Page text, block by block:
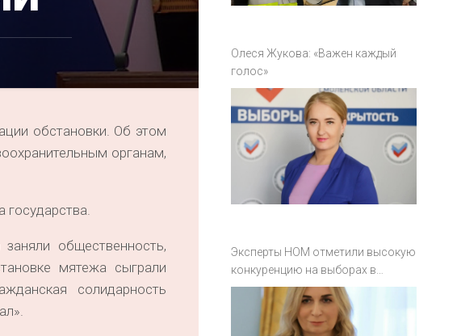
обстановки. Об этом
органам,
государства.
общественность,
мятежа сыграли
солидарность
Олеся Жукова: «Важен каждый
голос»
Эксперты НОМ отметили высокую
конкуренцию на выборах в
Смоленской области